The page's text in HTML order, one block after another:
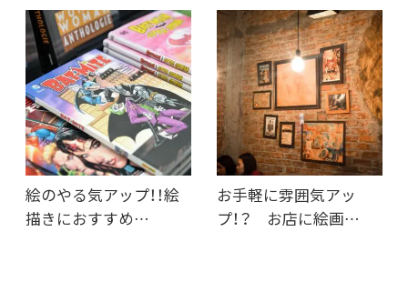
絵のやる気アップ！！絵
描きにおすすめ…
お手軽に雰囲気アッ
プ！？ お店に絵画…